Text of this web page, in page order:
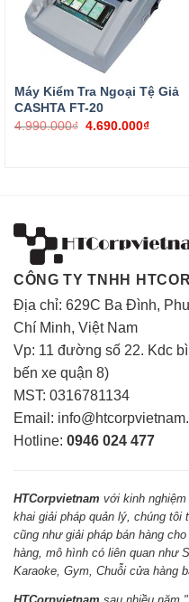
Máy Kiểm Tra Ngoại Tệ Giả
CASHTA FT-20
4.990.000₫ 4.690.000₫
Hiển thị mệnh giá khi đếm & soi tiền
Đếm và soi từng tờ nhanh & chính xác
Tính tổng số tiền sau khi đếm
CÔNG TY TNHH
Địa chỉ: 629C Ba Đình,
Chí Minh, Việt Nam
Vp: 11 đường số 22. Kdc
bến xe quận 8)
MST: 0316781134
Email:
Hotline: 0946 024 477
HTCorpvietnam với kinh
khai giải pháp quản lý, chúng
cũng như giải pháp bán hàng
hàng, mô hình có liên quan như
Karaoke, Gym, Chuỗi cửa hàng